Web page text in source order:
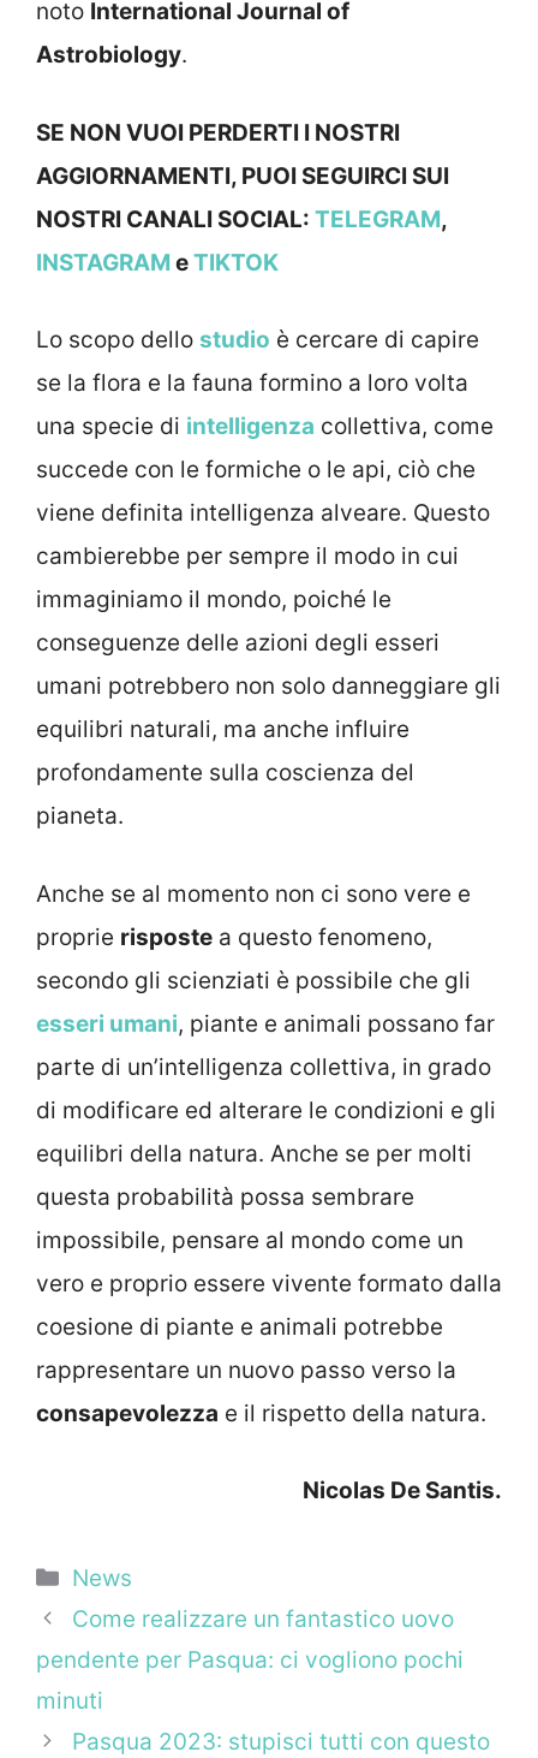
noto International Journal of
Astrobiology.
SE NON VUOI PERDERTI I NOSTRI
AGGIORNAMENTI, PUOI SEGUIRCI SUI
NOSTRI CANALI SOCIAL: TELEGRAM,
INSTAGRAMeTIKTOK
Lo scopo dello studio è cercare di capire
se la flora e la fauna formino a loro volta
una specie di intelligenza collettiva, come
succede con le formiche o le api, ciò che
viene definita intelligenza alveare. Questo
cambierebbe per sempre il modo in cui
immaginiamo il mondo, poiché le
conseguenze delle azioni degli esseri
umani potrebbero non solo danneggiare gli
equilibri naturali, ma anche influire
profondamente sulla coscienza del
pianeta.
Anche se al momento non ci sono vere e
proprie risposte a questo fenomeno,
secondo gli scienziati è possibile che gli
esseri umani, piante e animali possano far
parte di un’intelligenza collettiva, in grado
di modificare ed alterare le condizioni e gli
equilibri della natura. Anche se per molti
questa probabilità possa sembrare
impossibile, pensare al mondo come un
vero e proprio essere vivente formato dalla
coesione di piante e animali potrebbe
rappresentare un nuovo passo verso la
consapevolezza e il rispetto della natura.
Nicolas De Santis.
Categorie
News
Come realizzare un fantastico uovo
pendente per Pasqua: ci vogliono pochi
minuti
Pasqua 2023: stupisci tutti con questo